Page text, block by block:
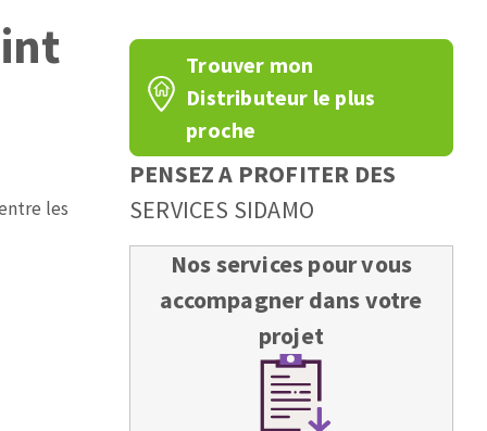
Fraises carbure
Fers et plaquettes
Lames de scie à ruban
les
Trouver mon
Distributeur le plus
proche
PENSEZ A PROFITER DES
SERVICES SIDAMO
Nos services pour vous
accompagner dans votre
projet